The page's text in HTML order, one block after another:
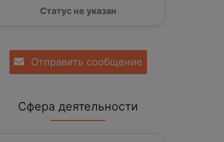
Статус не указан
Отправить сообщение
Сфера деятельности